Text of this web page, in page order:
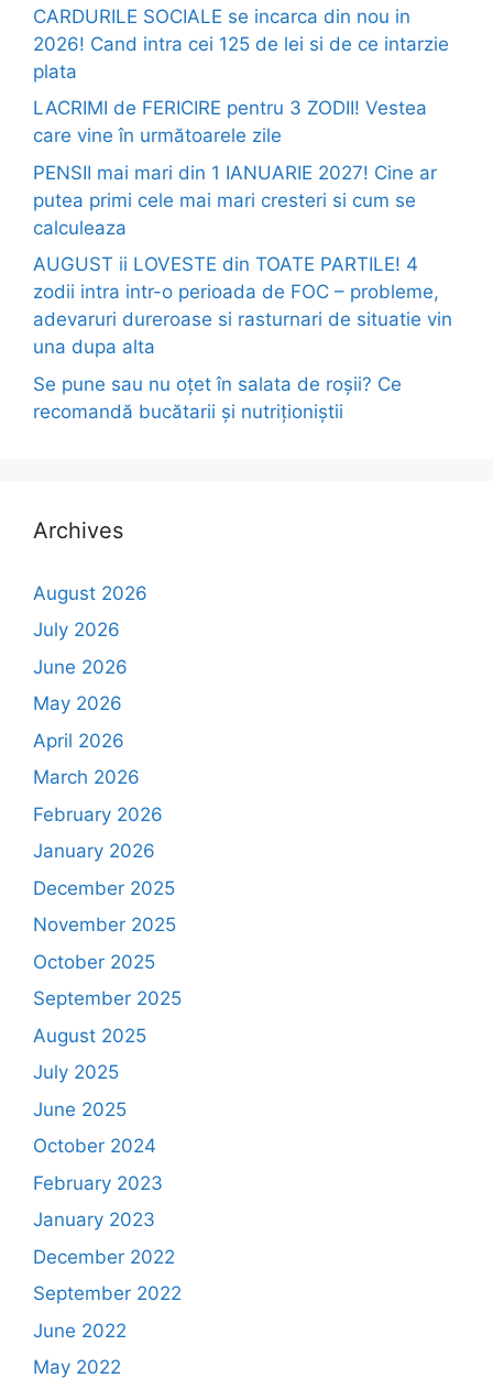
CARDURILE SOCIALE se incarca din nou in
2026! Cand intra cei 125 de lei si de ce intarzie
plata
LACRIMI de FERICIRE pentru 3 ZODII! Vestea
care vine în următoarele zile
PENSII mai mari din 1 IANUARIE 2027! Cine ar
putea primi cele mai mari cresteri si cum se
calculeaza
AUGUST ii LOVESTE din TOATE PARTILE! 4
zodii intra intr-o perioada de FOC – probleme,
adevaruri dureroase si rasturnari de situatie vin
una dupa alta
Se pune sau nu oțet în salata de roșii? Ce
recomandă bucătarii și nutriționiștii
Archives
August 2026
July 2026
June 2026
May 2026
April 2026
March 2026
February 2026
January 2026
December 2025
November 2025
October 2025
September 2025
August 2025
July 2025
June 2025
October 2024
February 2023
January 2023
December 2022
September 2022
June 2022
May 2022